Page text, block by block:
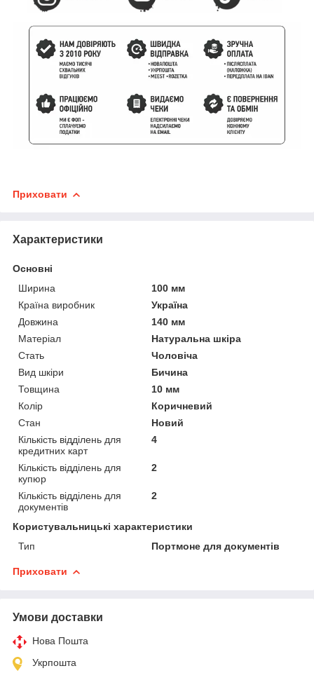
Приховати
Характеристики
Основні
Ширина
100 мм
Країна виробник
Україна
Довжина
140 мм
Матеріал
Натуральна шкіра
Стать
Чоловіча
Вид шкіри
Бичина
Товщина
10 мм
Колір
Коричневий
Стан
Новий
Кількість відділень для
кредитних карт
4
Кількість відділень для
купюр
2
Кількість відділень для
документів
2
Користувальницькі характеристики
Тип
Портмоне для документів
Приховати
Умови доставки
Нова Пошта
Укрпошта